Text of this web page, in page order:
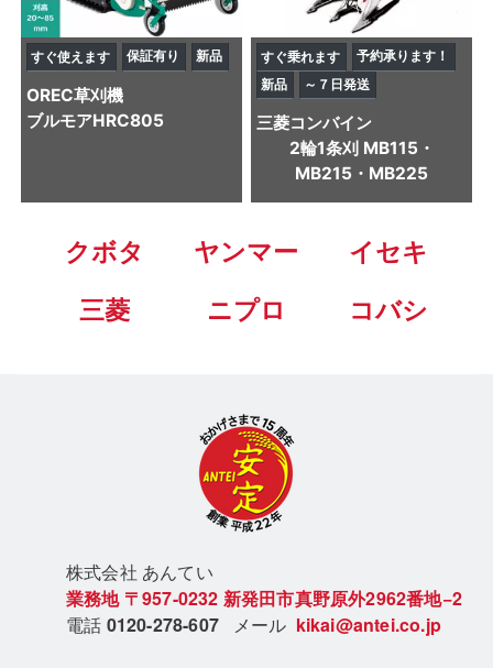
すぐ使えます 保証有り 新品
OREC草刈機
ブルモアHRC805
すぐ乗れます
予約承ります！
新品
～７日発送
三菱コンバイン
2輪1条刈 MB115・
MB215・MB225
クボタ ヤンマー
イセキ
三菱
ニプロ コバシ
株式会社 あんてい
業務地 〒957-0232 新発田市真野原外2962番地−2
電話 0120-278-607 メール kikai@antei.co.jp